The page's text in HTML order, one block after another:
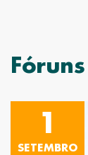
1
SETEMBRO